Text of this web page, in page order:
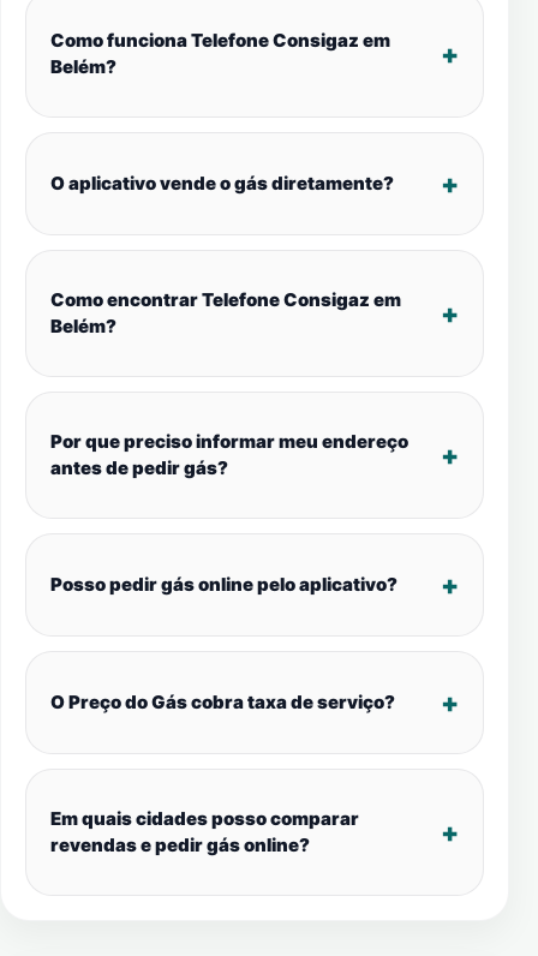
Como funciona Telefone Consigaz em
Belém?
O aplicativo vende o gás diretamente?
Como encontrar Telefone Consigaz em
Belém?
Por que preciso informar meu endereço
antes de pedir gás?
Posso pedir gás online pelo aplicativo?
O Preço do Gás cobra taxa de serviço?
Em quais cidades posso comparar
revendas e pedir gás online?